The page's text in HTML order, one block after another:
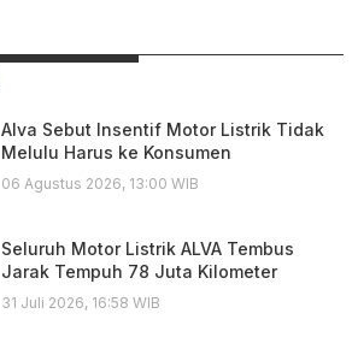
Alva Sebut Insentif Motor Listrik Tidak
Melulu Harus ke Konsumen
06 Agustus 2026, 13:00 WIB
Seluruh Motor Listrik ALVA Tembus
Jarak Tempuh 78 Juta Kilometer
31 Juli 2026, 16:58 WIB